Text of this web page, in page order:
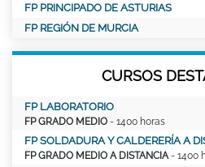
FP PRINCIPADO DE ASTURIAS
FP REGIÓN DE MURCIA
CURSOS
FP LABORATORIO
FP GRADO MEDIO - 1400 horas
FP SOLDADURA Y CALDERERÍA A
FP GRADO MEDIO A DISTANCIA - 1400